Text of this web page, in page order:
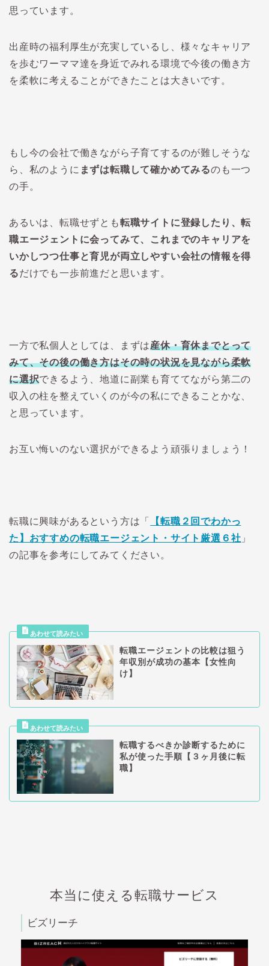
思っています。
出産時の福利厚生が充実しているし、様々なキャリア
を歩むワーママ達を身近でみれる環境で今後の働き方
を柔軟に考えることができたことは大きいです。
もし今の会社で働きながら子育てするのが難しそうな
ら、私のように まずは転職して確かめてみるのも一つ
の手。
あるいは、転職せずとも転職サイトに登録したり、転
職エージェントに会ってみて、これまでのキャリアを
いかしつつ仕事と育児が両立しやすい会社の情報を得
るだけでも一歩前進だと思います。
一方で私個人としては、まずは産休・育休までとって
みて、その後の働き方はその時の状況を見ながら柔軟
に選択できるよう、地道に副業も育ててながら第二の
収入の柱を整えていくのが今の私にできることかな、
と思っています。
お互い悔いのない選択ができるよう頑張りましょう！
転職に興味があるという方は「
【転職２回でわかっ
た】おすすめの転職エージェント・サイト厳選６社 」
の記事を参考にしてみてください。
転職エージェントの比較は狙う
年収別が成功の基本【女性向
け】
転職するべきか診断するために
私が使った手順【３ヶ月後に転
職】
本当に使える転職サービス
ビズリーチ